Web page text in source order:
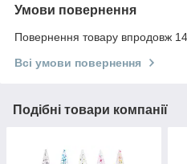
Умови повернення
Повернення товару впродовж
Всі умови повернення
Подібні товари компанії